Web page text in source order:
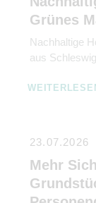
Grünes
Nachhaltige
aus
23.07.2026
Mehr